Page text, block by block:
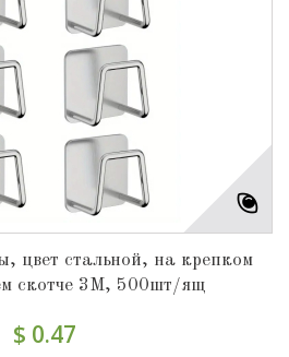
цвет стальной, на крепком
скотче 3М, 500шт/ящ
$ 0.47